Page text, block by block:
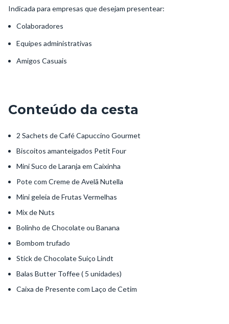
Indicada para empresas que desejam presentear:
Colaboradores
Equipes administrativas
Amigos Casuais
Conteúdo da cesta
2 Sachets de Café Capuccino Gourmet
Biscoitos amanteigados Petit Four
Mini Suco de Laranja em Caixinha
Pote com Creme de Avelã Nutella
Mini geleia de Frutas Vermelhas
Mix de Nuts
Bolinho de Chocolate ou Banana
Bombom trufado
Stick de Chocolate Suiço Lindt
Balas Butter Toffee ( 5 unidades)
Caixa de Presente com Laço de Cetim